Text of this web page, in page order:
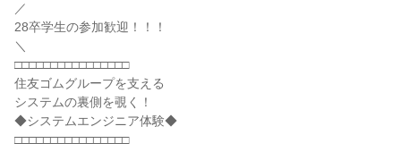
／
28卒学生の参加歓迎！！！
＼
□□□□□□□□□□□□□□□□
住友ゴムグループを支える
システムの裏側を覗く！
◆システムエンジニア体験◆
□□□□□□□□□□□□□□□□